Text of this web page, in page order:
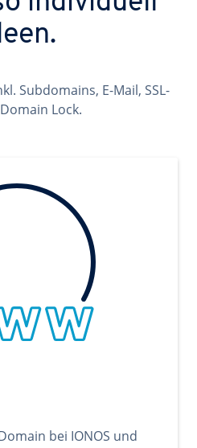
Subdomains, E-Mail, SSL-
Lock.
bei IONOS und